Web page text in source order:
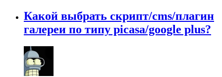
Какой выбрать скрипт/cms/плагин
галереи по типу picasa/google plus?